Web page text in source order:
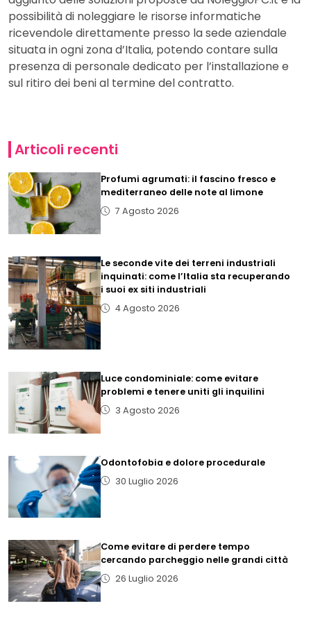
possibilità di noleggiare le risorse informatiche
ricevendole direttamente presso la sede aziendale
situata in ogni zona d’Italia, potendo contare sulla
presenza di personale dedicato per l’installazione e
sul ritiro dei beni al termine del contratto.
Articoli recenti
Profumi agrumati: il fascino fresco e
mediterraneo delle note al limone
7 Agosto 2026
Le seconde vite dei terreni industriali
inquinati: come l’Italia sta recuperando
i suoi ex siti industriali
4 Agosto 2026
Luce condominiale: come evitare
problemi e tenere uniti gli inquilini
3 Agosto 2026
Odontofobia e dolore procedurale
30 Luglio 2026
Come evitare di perdere tempo
cercando parcheggio nelle grandi città
26 Luglio 2026